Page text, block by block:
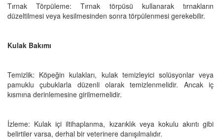
Tırnak Törpüleme: Tırnak törpüsü kullanarak tırnakların
düzeltilmesi veya kesilmesinden sonra törpülenmesi gerekebilir.
Kulak Bakımı
Temizlik: Köpeğin kulakları, kulak temizleyici solüsyonlar veya
pamuklu çubuklarla düzenli olarak temizlenmelidir. Ancak iç
kısmına derinlemesine girilmemelidir.
İzleme: Kulak içi iltihaplanma, kızarıklık veya kokulu akıntı gibi
belirtiler varsa, derhal bir veterinere danışılmalıdır.